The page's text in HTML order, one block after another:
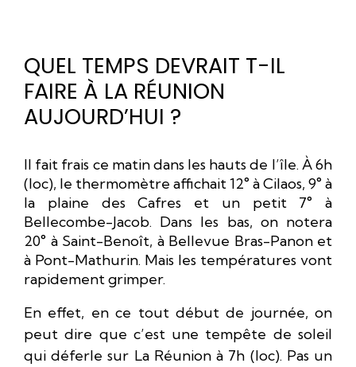
QUEL TEMPS DEVRAIT T-IL
FAIRE À LA RÉUNION
AUJOURD’HUI ?
Il fait frais ce matin dans les hauts de l’île. À 6h
(loc), le thermomètre affichait 12° à Cilaos, 9° à
la plaine des Cafres et un petit 7° à
Bellecombe-Jacob. Dans les bas, on notera
20° à Saint-Benoît, à Bellevue Bras-Panon et
à Pont-Mathurin. Mais les températures vont
rapidement grimper.
En effet, en ce tout début de journée, on
peut dire que c’est une tempête de soleil
qui déferle sur La Réunion à 7h (loc). Pas un